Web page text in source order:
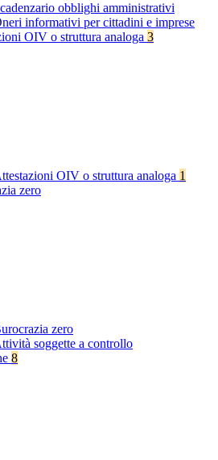
obblighi amministrativi
informativi per cittadini e imprese
OIV o struttura analoga 3
OIV o struttura analoga 1
zero
zero
soggette a controllo
8